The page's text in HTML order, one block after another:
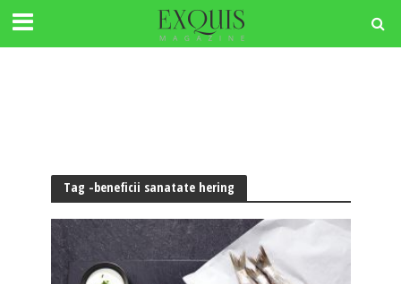
Tag -beneficii sanatate hering